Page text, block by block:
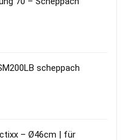
scheppach
– Ø46cm | für